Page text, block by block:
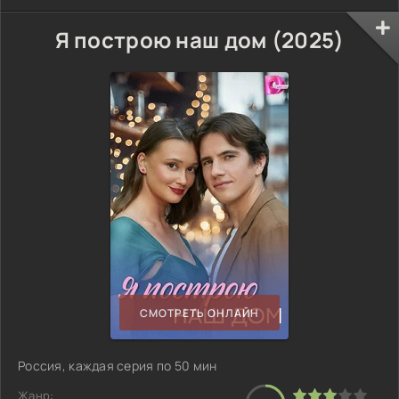
Я построю наш дом (2025)
СМОТРЕТЬ ОНЛАЙН
Россия, каждая серия по 50 мин
Жанр: